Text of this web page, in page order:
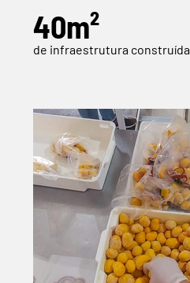
40m²
de infraestrutura construída